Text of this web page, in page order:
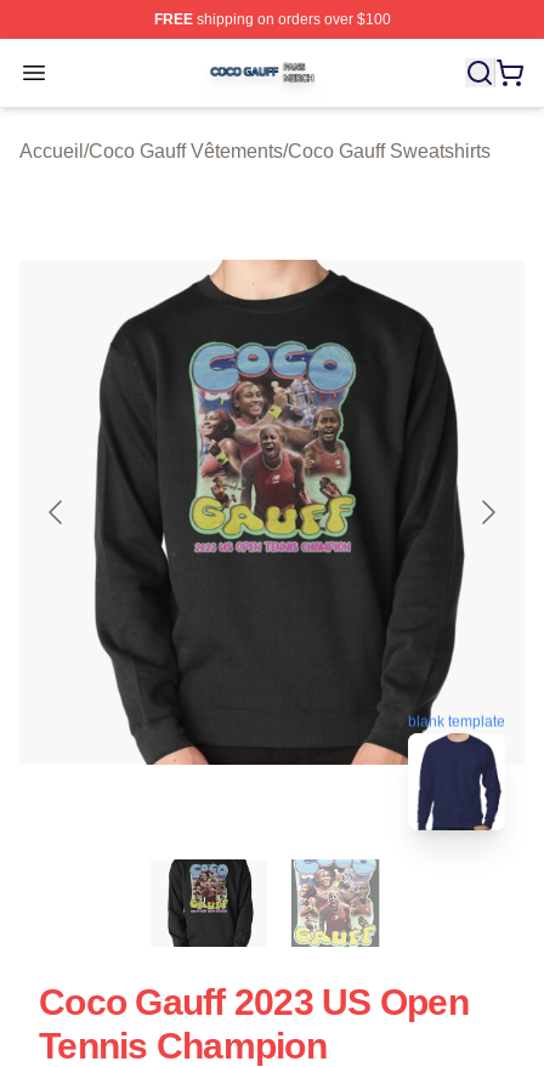
FREEshipping on orders over $100
Open menu
Coco Gauff Shop ⚡️ Officially Licensed Coco Gauff
Accueil /Coco Gauff Vêtements/Coco Gauff Sweatshirts
blank template
Coco Gauff 2023 US Open
Tennis Champion